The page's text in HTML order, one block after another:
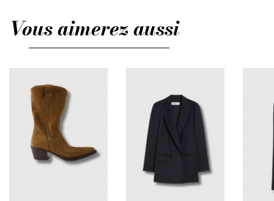
Vous aimerez aussi